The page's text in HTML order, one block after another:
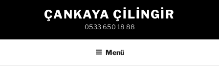
ÇANKAYA ÇILINGIR
0533 650 18 88
Menü